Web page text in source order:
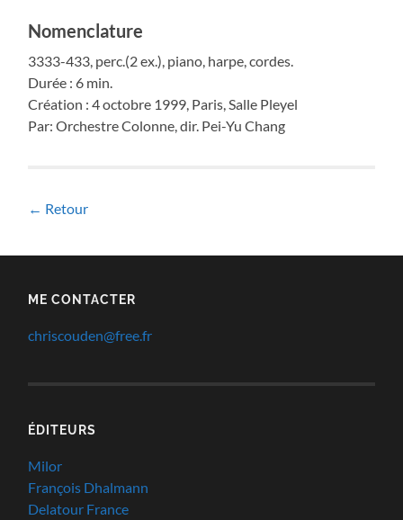
Nomenclature
3333-433, perc.(2 ex.), piano, harpe, cordes.
Durée : 6 min.
Création : 4 octobre 1999, Paris, Salle Pleyel
Par: Orchestre Colonne, dir. Pei-Yu Chang
← Retour
ME CONTACTER
chriscouden@free.fr
ÉDITEURS
Milor
François Dhalmann
Delatour France